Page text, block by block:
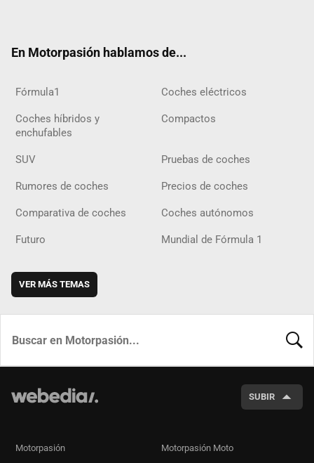
En Motorpasión hablamos de...
Fórmula1 Coches eléctricos
Coches híbridos y
enchufables
Compactos
SUV Pruebas de coches
Rumores de coches Precios de coches
Comparativa de coches Coches autónomos
Futuro Mundial de Fórmula 1
VER MÁS TEMAS
SUBIR
Motorpasión Motorpasión Moto